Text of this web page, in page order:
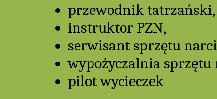
przewodnik tatrzański,
instruktor PZN,
serwisant sprzętu
wypożyczalnia
pilot wycieczek